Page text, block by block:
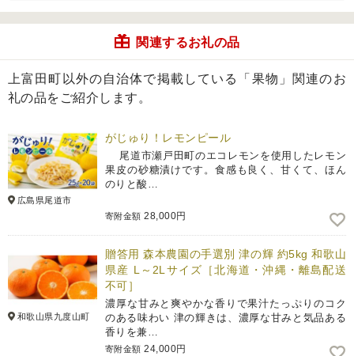
関連するお礼の品
上富田町以外の自治体で掲載している「果物」関連のお
礼の品をご紹介します。
広島県尾道市
がじゅり！レモンピール
尾道市瀬戸田町のエコレモンを使用したレモン
果皮の砂糖漬けです。食感も良く、甘くて、ほん
のりと酸…
寄附金額 28,000円
和歌山県九度山町
贈答用 森本農園の手選別 津の輝 約5kg 和歌山
県産 L～2Lサイズ［北海道・沖縄・離島配送
不可］
濃厚な甘みと爽やかな香りで果汁たっぷりのコク
のある味わい 津の輝きは、濃厚な甘みと気品ある
香りを兼…
寄附金額 24,000円